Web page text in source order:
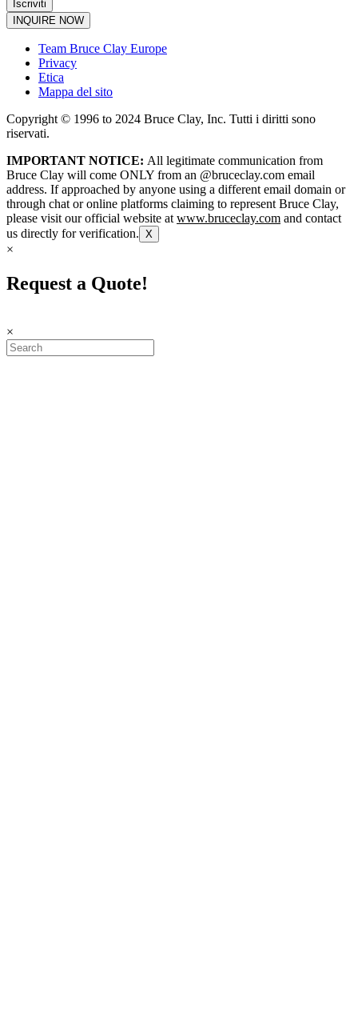
INQUIRE NOW
Team Bruce Clay Europe
Privacy
Etica
Mappa del sito
Copyright © 1996 to 2024 Bruce Clay, Inc. Tutti i diritti sono
riservati.
IMPORTANT NOTICE: All legitimate communication from
Bruce Clay will come ONLY from an @bruceclay.com email
address. If approached by anyone using a different email domain or
through chat or online platforms claiming to represent Bruce Clay,
please visit our official website at www.bruceclay.com and contact
us directly for verification. X
×
Request a Quote!
×